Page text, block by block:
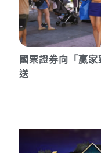
國票證券向「贏
送